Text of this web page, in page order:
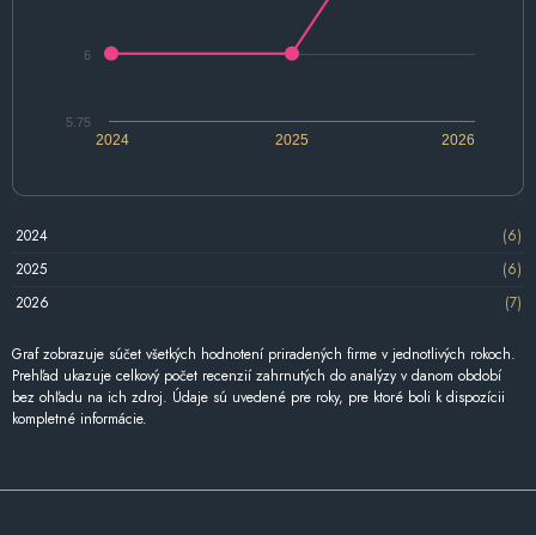
2024 2026
2025
5.75
6
2024
(6)
2025
(6)
2026
(7)
Graf zobrazuje súčet všetkých hodnotení priradených firme v jednotlivých rokoch.
Prehľad ukazuje celkový počet recenzií zahrnutých do analýzy v danom období
bez ohľadu na ich zdroj. Údaje sú uvedené pre roky, pre ktoré boli k dispozícii
kompletné informácie.